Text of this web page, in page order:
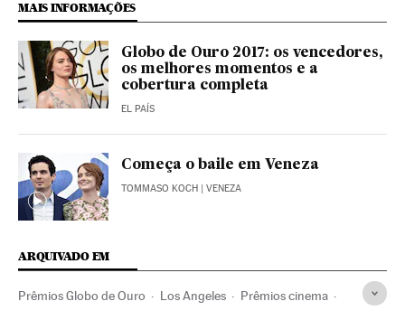
MAIS INFORMAÇÕES
Globo de Ouro 2017: os vencedores,
os melhores momentos e a
cobertura completa
EL PAÍS
Começa o baile em Veneza
TOMMASO KOCH | VENEZA
ARQUIVADO EM
Prêmios Globo de Ouro Los Angeles Prêmios cinema